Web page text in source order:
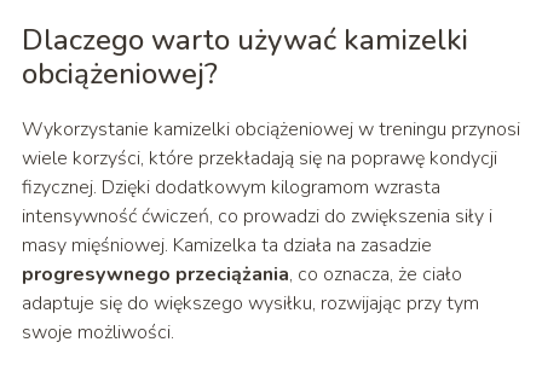
Dlaczego warto używać kamizelki
obciążeniowej?
Wykorzystanie kamizelki obciążeniowej w treningu przynosi
wiele korzyści, które przekładają się na poprawę kondycji
fizycznej. Dzięki dodatkowym kilogramom wzrasta
intensywność ćwiczeń, co prowadzi do zwiększenia siły i
masy mięśniowej. Kamizelka ta działa na zasadzie
progresywnego przeciążania, co oznacza, że ciało
adaptuje się do większego wysiłku, rozwijając przy tym
swoje możliwości.